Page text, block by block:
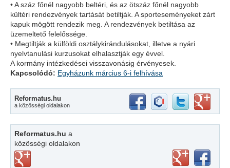
• A száz főnél nagyobb beltéri, és az ötszáz főnél nagyobb
kültéri rendezvények tartását betiltják. A sporteseményeket zárt
kapuk mögött rendezik meg. A rendezvények betiltása az
üzemeltető felelőssége.
• Megtiltják a külföldi osztálykirándulásokat, illetve a nyári
nyelvtanulási kurzusokat elhalasztják egy évvel.
A kormány intézkedései visszavonásig érvényesek.
Kapcsolódó: Egyházunk március 6-i felhívása
Reformatus.hu
a közösségi oldalakon
Reformatus.hu a
közösségi oldalakon